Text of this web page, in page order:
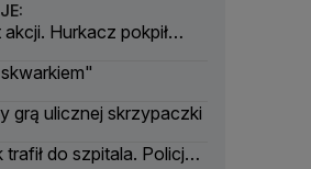
Hurkacz pokpił
grą ulicznej skrzypaczki
trafił do szpitala. Policja